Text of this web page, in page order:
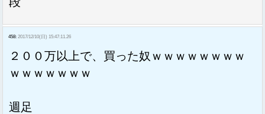
458: 2017/12/10(日) 15:47:11.26
２００万以上で、買った奴ｗｗｗｗｗｗｗｗ
ｗｗｗｗｗｗｗ
週足